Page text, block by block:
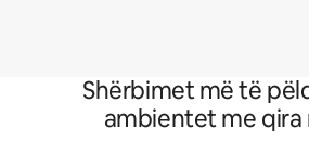
Shërbimet më të
ambientet me qira